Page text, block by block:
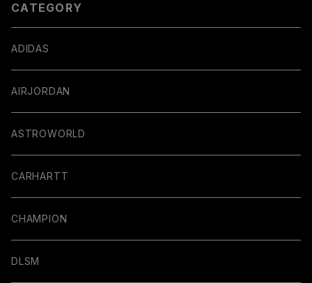
CATEGORY
ADIDAS
AIRJORDAN
ASTROWORLD
CARHARTT
CHAMPION
DLSM